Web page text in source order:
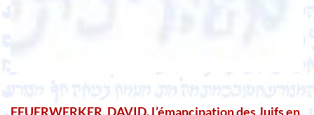
FEUERWERKER, DAVID. L’émancipation des Juifs en